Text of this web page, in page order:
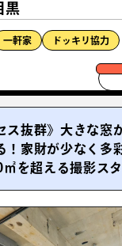
黒
一軒家 ドッキリ協力
ス抜群》大きな窓
！家財が少なく多
を超える撮影ス